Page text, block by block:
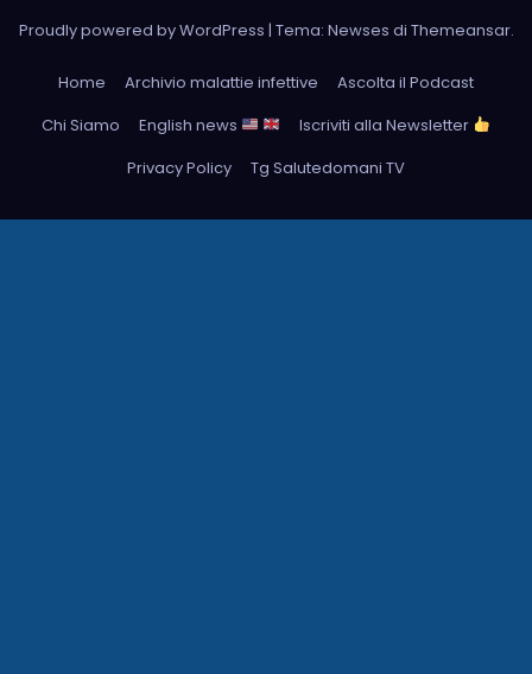
Proudly powered by WordPress | Tema: Newses di Themeansar.
Home Archivio malattie infettive
Ascolta il Podcast
Chi Siamo
English news
Iscriviti alla Newsletter
Privacy Policy
Tg Salutedomani TV